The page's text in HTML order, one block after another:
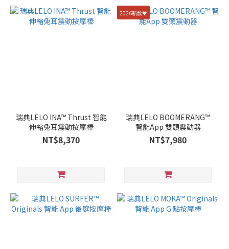
瑞典LELO INA™ Thrust 智能
伸縮兔耳震動按摩棒
NT$8,370
2026新款🖤
瑞典LELO BOOMERANG™
智能App 雙頭震動器
NT$7,980